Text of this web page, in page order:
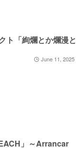
ト「絢爛とか爛漫と
June 11, 2025
」～Arrancar